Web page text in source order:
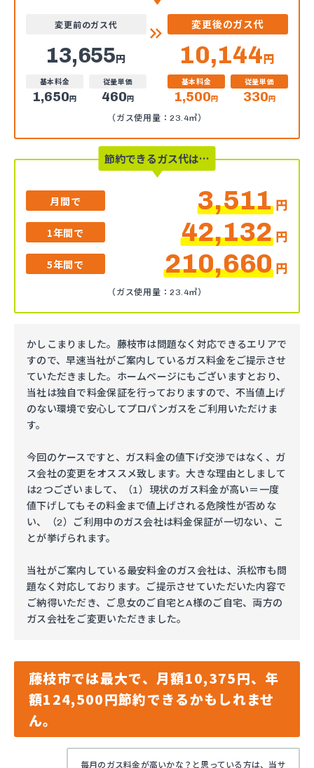
変更前のガス代
13,655円
変更後のガス代
10,144円
基本料金
1,650円
従量単価
460円
基本料金
1,500円
従量単価
330円
（ガス使用量：23.4㎥）
節約できるガス代は…
月間で 3,511円
1年間で 42,132円
5年間で 210,660円
（ガス使用量：23.4㎥）
かしこまりました。藤枝市は問題なく対応できるエリアで
すので、早速当社がご案内しているガス料金をご提示させ
ていただきました。ホームページにもございますとおり、
当社は独自で料金保証を行っておりますので、不当値上げ
のない環境で安心してプロパンガスをご利用いただけま
す。
今回のケースですと、ガス料金の値下げ交渉ではなく、ガ
ス会社の変更をオススメ致します。大きな理由としまして
は2つございまして、（1）現状のガス料金が高い＝一度
値下げしてもその料金まで値上げされる危険性が否めな
い、（2）ご利用中のガス会社は料金保証が一切ない、こ
とが挙げられます。
当社がご案内している最安料金のガス会社は、浜松市も問
題なく対応しております。ご提示させていただいた内容で
ご納得いただき、ご息女のご自宅とA様のご自宅、両方の
ガス会社をご変更いただきました。
藤枝市では最大で、月額10,375円、年
額124,500円節約できるかもしれませ
ん。
毎月のガス料金が高いかな？と思っている方は、当サ